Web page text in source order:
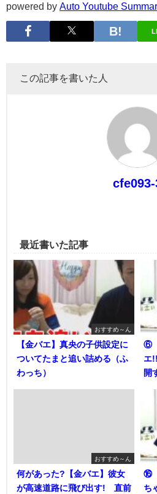
powered by Auto Youtube
この記事を書いた人
cfe093-
最近書いた記事
おすすめ～ん
【金バエ】真央の子供設定に
ついてたまと追い詰める（ふ
わっち）
⑥
エ
開
おすすめ～ん
何があった?【金バエ】彼女
が高速道路に飛び出す! 直前
⑯
ち